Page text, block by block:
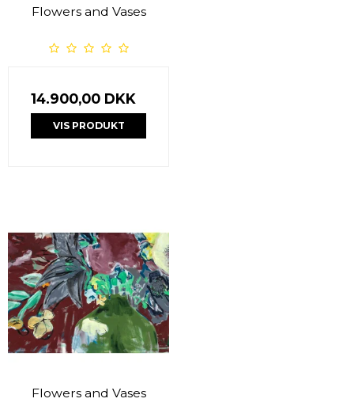
Flowers and Vases
14.900,00 DKK
VIS PRODUKT
Flowers and Vases